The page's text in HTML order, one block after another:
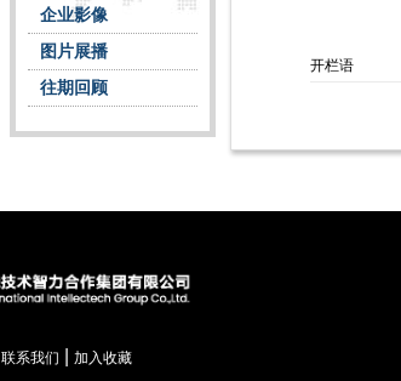
企业影像
图片展播
往期回顾
开栏语
联系我们 加入收藏